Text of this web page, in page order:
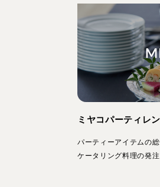
ミヤコパーティレ
パーティーアイテムの
ケータリング料理の発